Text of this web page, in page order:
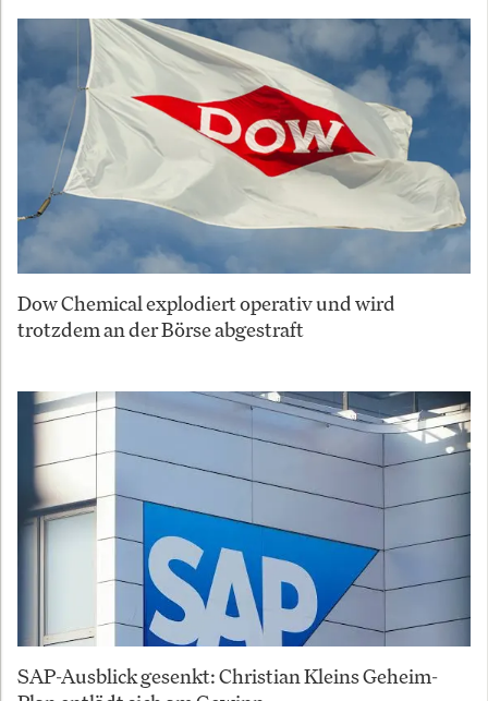
Dow Chemical explodiert operativ und wird
trotzdem an der Börse abgestraft
SAP-Ausblick gesenkt: Christian Kleins Geheim-